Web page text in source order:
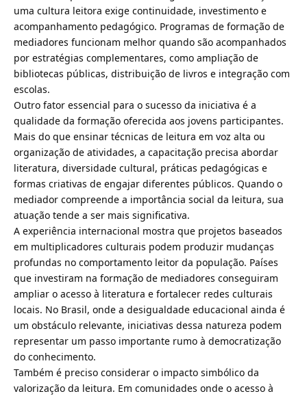
uma cultura leitora exige continuidade, investimento e
acompanhamento pedagógico. Programas de formação de
mediadores funcionam melhor quando são acompanhados
por estratégias complementares, como ampliação de
bibliotecas públicas, distribuição de livros e integração com
escolas.
Outro fator essencial para o sucesso da iniciativa é a
qualidade da formação oferecida aos jovens participantes.
Mais do que ensinar técnicas de leitura em voz alta ou
organização de atividades, a capacitação precisa abordar
literatura, diversidade cultural, práticas pedagógicas e
formas criativas de engajar diferentes públicos. Quando o
mediador compreende a importância social da leitura, sua
atuação tende a ser mais significativa.
A experiência internacional mostra que projetos baseados
em multiplicadores culturais podem produzir mudanças
profundas no comportamento leitor da população. Países
que investiram na formação de mediadores conseguiram
ampliar o acesso à literatura e fortalecer redes culturais
locais. No Brasil, onde a desigualdade educacional ainda é
um obstáculo relevante, iniciativas dessa natureza podem
representar um passo importante rumo à democratização
do conhecimento.
Também é preciso considerar o impacto simbólico da
valorização da leitura. Em comunidades onde o acesso à